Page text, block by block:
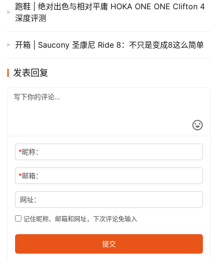
跑鞋 | 绝对出色与相对平庸 HOKA ONE ONE Clifton 4
深度评测
开箱 | Saucony 圣康尼 Ride 8：不只是变成8这么简单
发表回复
*昵称：
*邮箱：
网址：
记住昵称、邮箱和网址，下次评论免输入
提交